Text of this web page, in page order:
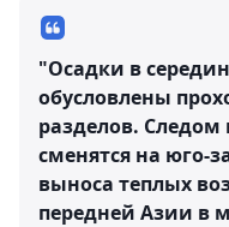
"Осадки в
обусловлены
разделов.
сменятся на юго-
выноса теплых
передней Азии в